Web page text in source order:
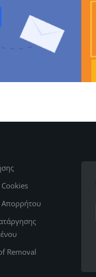
Cookies
Απορρήτου
Removal